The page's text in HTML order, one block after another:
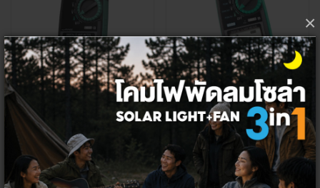
×
KYORITSU 2117R ดิจิตอลแคล้มป์มิเ
ตอร์ AC
3,168.22 ฿
+
KYORITSU 2127R ดิจิตอลแคล้มป์มิเ
4,392.52 ฿